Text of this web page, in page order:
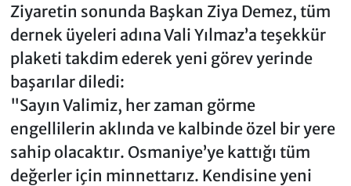
Ziyaretin sonunda Başkan Ziya Demez, tüm
dernek üyeleri adına Vali Yılmaz’a teşekkür
plaketi takdim ederek yeni görev yerinde
başarılar diledi:
"Sayın Valimiz, her zaman görme
engellilerin aklında ve kalbinde özel bir yere
sahip olacaktır. Osmaniye’ye kattığı tüm
değerler için minnettarız. Kendisine yeni